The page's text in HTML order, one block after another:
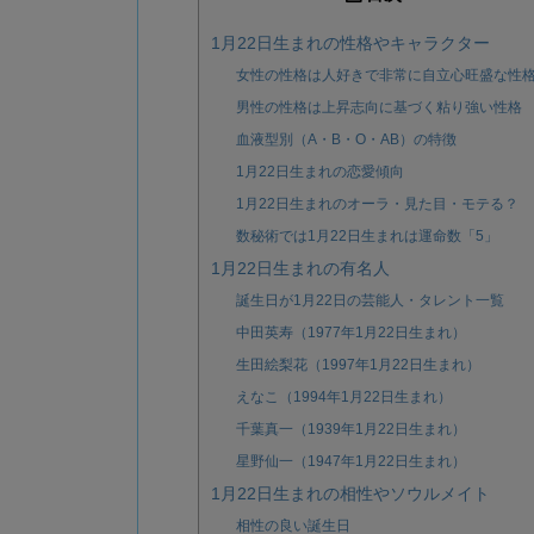
1月22日生まれの性格やキャラクター
女性の性格は人好きで非常に自立心旺盛な性
男性の性格は上昇志向に基づく粘り強い性格
血液型別（A・B・O・AB）の特徴
1月22日生まれの恋愛傾向
1月22日生まれのオーラ・見た目・モテる？
数秘術では1月22日生まれは運命数「5」
1月22日生まれの有名人
誕生日が1月22日の芸能人・タレント一覧
中田英寿（1977年1月22日生まれ）
生田絵梨花（1997年1月22日生まれ）
えなこ（1994年1月22日生まれ）
千葉真一（1939年1月22日生まれ）
星野仙一（1947年1月22日生まれ）
1月22日生まれの相性やソウルメイト
相性の良い誕生日